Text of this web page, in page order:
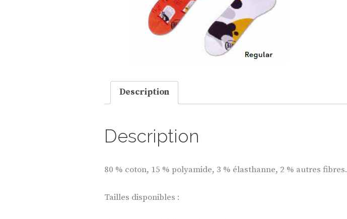
Description
Description
80 % coton, 15 % polyamide, 3 % élasthanne, 2 % autres fibres.
Tailles disponibles :